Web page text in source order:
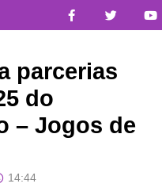
parcerias
do
– Jogos de
14:44